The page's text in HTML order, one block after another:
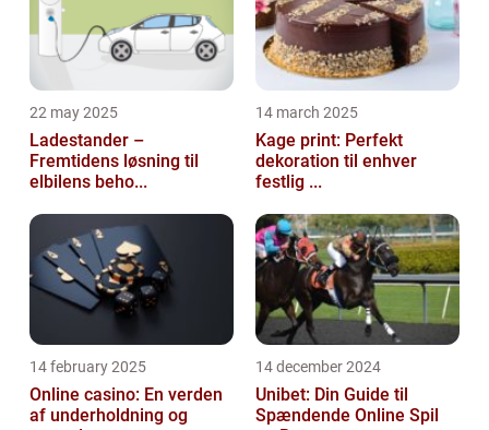
22 may 2025
Ladestander –
Fremtidens løsning til
elbilens beho...
14 march 2025
Kage print: Perfekt
dekoration til enhver
festlig ...
14 february 2025
Online casino: En verden
af underholdning og
14 december 2024
Unibet: Din Guide til
Spændende Online Spil